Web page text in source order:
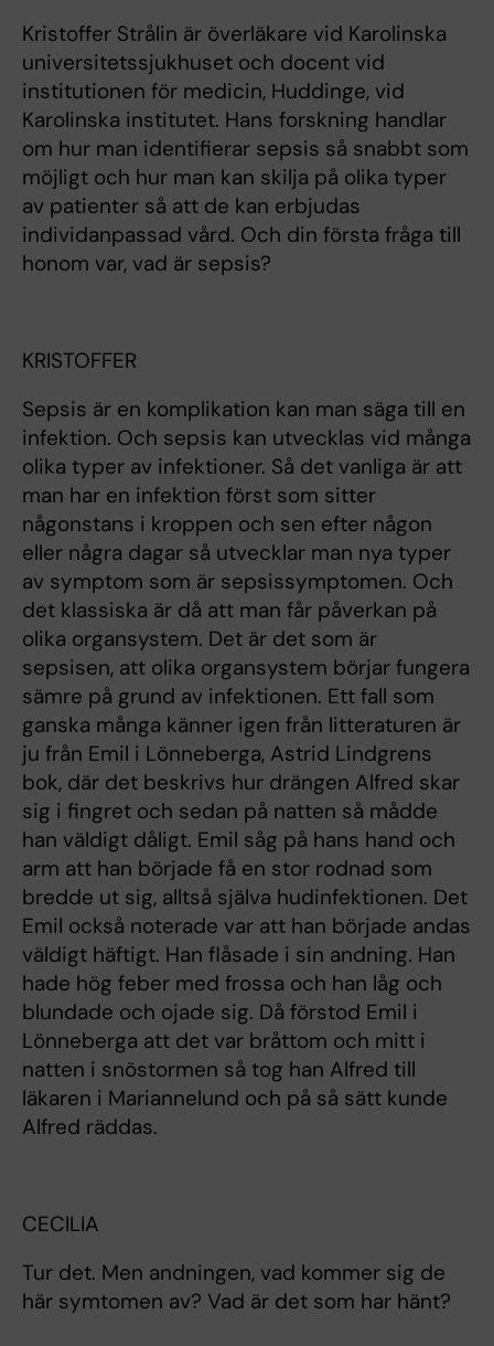
Kristoffer Strålin är överläkare vid Karolinska
universitetssjukhuset och docent vid
institutionen för medicin, Huddinge, vid
Karolinska institutet. Hans forskning handlar
om hur man identifierar sepsis så snabbt som
möjligt och hur man kan skilja på olika typer
av patienter så att de kan erbjudas
individanpassad vård. Och din första fråga till
honom var, vad är sepsis?
KRISTOFFER
Sepsis är en komplikation kan man säga till en
infektion. Och sepsis kan utvecklas vid många
olika typer av infektioner. Så det vanliga är att
man har en infektion först som sitter
någonstans i kroppen och sen efter någon
eller några dagar så utvecklar man nya typer
av symptom som är sepsissymptomen. Och
det klassiska är då att man får påverkan på
olika organsystem. Det är det som är
sepsisen, att olika organsystem börjar fungera
sämre på grund av infektionen. Ett fall som
ganska många känner igen från litteraturen är
ju från Emil i Lönneberga, Astrid Lindgrens
bok, där det beskrivs hur drängen Alfred skar
sig i fingret och sedan på natten så mådde
han väldigt dåligt. Emil såg på hans hand och
arm att han började få en stor rodnad som
bredde ut sig, alltså själva hudinfektionen. Det
Emil också noterade var att han började andas
väldigt häftigt. Han flåsade i sin andning. Han
hade hög feber med frossa och han låg och
blundade och ojade sig. Då förstod Emil i
Lönneberga att det var bråttom och mitt i
natten i snöstormen så tog han Alfred till
läkaren i Mariannelund och på så sätt kunde
Alfred räddas.
CECILIA
Tur det. Men andningen, vad kommer sig de
här symtomen av? Vad är det som har hänt?